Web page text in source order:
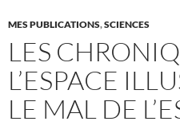
MES PUBLICATIONS,SCIENCES
LES
L’ESPACE
LE MAL DE